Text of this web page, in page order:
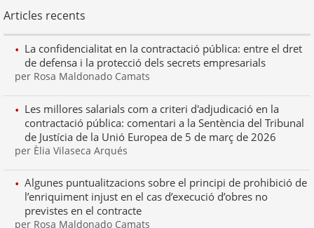
Articles recents
La confidencialitat en la contractació pública: entre el dret
de defensa i la protecció dels secrets empresarials
per Rosa Maldonado Camats
Les millores salarials com a criteri d'adjudicació en la
contractació pública: comentari a la Sentència del Tribunal
de Justícia de la Unió Europea de 5 de març de 2026
per Èlia Vilaseca Arqués
Algunes puntualitzacions sobre el principi de prohibició de
l’enriquiment injust en el cas d’execució d’obres no
previstes en el contracte
per Rosa Maldonado Camats